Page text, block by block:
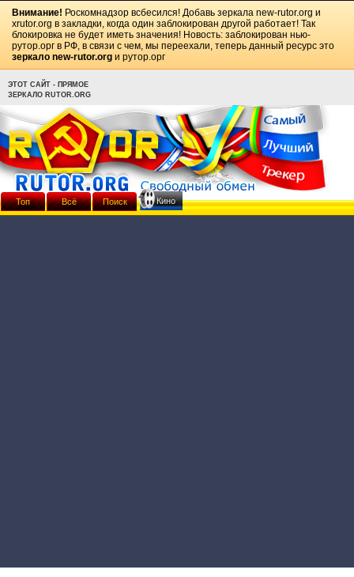
Внимание! Роскомнадзор всбесился! Добавь зеркала new-rutor.org и
xrutor.org в закладки, когда один заблокирован другой работает! Так
блокировка не будет иметь значения! Новость: заблокирован нью-
рутор.орг в РФ, в связи с чем, мы переехали, теперь данный ресурс это
зеркало new-rutor.org и рутор.орг
ЭТОТ САЙТ - ПРЯМОЕ
ЗЕРКАЛО RUTOR.ORG